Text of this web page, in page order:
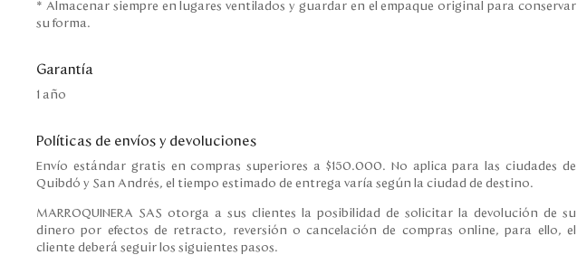
* Almacenar siempre en lugares ventilados y guardar en el empaque original para conservar
su forma.
Garantía
1 año
Políticas de envíos y devoluciones
Envío estándar gratis en compras superiores a $150.000. No aplica para las ciudades de
Quibdó y San Andrés, el tiempo estimado de entrega varía según la ciudad de destino.
MARROQUINERA SAS otorga a sus clientes la posibilidad de solicitar la devolución de su
dinero por efectos de retracto, reversión o cancelación de compras online, para ello, el
cliente deberá seguir los siguientes pasos.